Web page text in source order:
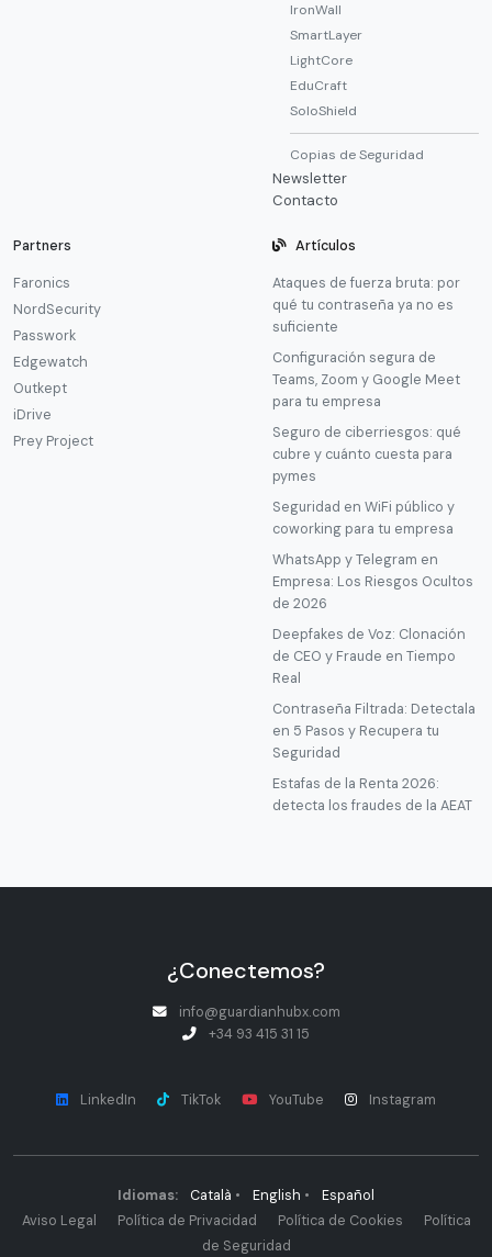
IronWall
SmartLayer
LightCore
EduCraft
SoloShield
Copias de Seguridad
Newsletter
Contacto
Partners
Faronics
NordSecurity
Passwork
Edgewatch
Outkept
iDrive
Prey Project
Artículos
Ataques de fuerza bruta: por
qué tu contraseña ya no es
suficiente
Configuración segura de
Teams, Zoom y Google Meet
para tu empresa
Seguro de ciberriesgos: qué
cubre y cuánto cuesta para
pymes
Seguridad en WiFi público y
coworking para tu empresa
WhatsApp y Telegram en
Empresa: Los Riesgos Ocultos
de 2026
Deepfakes de Voz: Clonación
de CEO y Fraude en Tiempo
Real
Contraseña Filtrada: Detectala
en 5 Pasos y Recupera tu
Seguridad
Estafas de la Renta 2026:
detecta los fraudes de la AEAT
¿Conectemos?
info@guardianhubx.com
+34 93 415 31 15
LinkedIn TikTok YouTube Instagram
Idiomas: Català • English •
Español
Aviso Legal
Política de Privacidad Política de Cookies
Política
de Seguridad